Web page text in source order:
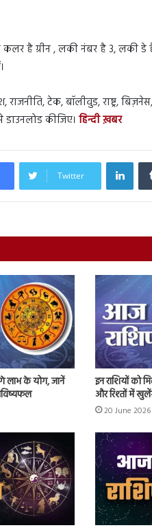
है ग्रीन , लकी नंबर है 3, लकी डे
राजनीति, टेक, बॉलीवुड, राष्ट्र,
डाउनलोड कीजिए। हिन्दी ख़बर
Twitter
लाभ के योग, जानें
इन राशियों को
और रिश्तों में
20 June